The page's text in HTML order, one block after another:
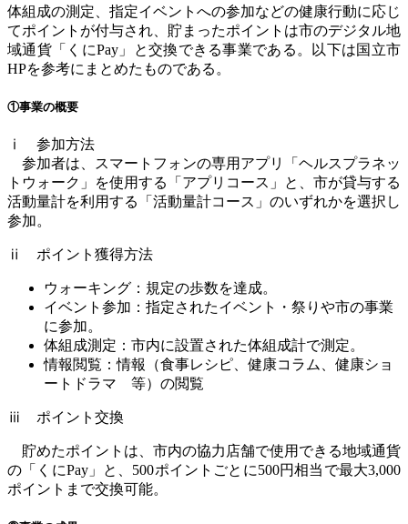
体組成の測定、指定イベントへの参加などの健康行動に応じ
てポイントが付与され、貯まったポイントは市のデジタル地
域通貨「くにPay」と交換できる事業である。以下は国立市
HPを参考にまとめたものである。
①事業の概要
ⅰ 参加方法
参加者は、スマートフォンの専用アプリ「ヘルスプラネッ
トウォーク」を使用する「アプリコース」と、市が貸与する
活動量計を利用する「活動量計コース」のいずれかを選択し
参加。
ⅱ ポイント獲得方法
ウォーキング：規定の歩数を達成。
イベント参加：指定されたイベント・祭りや市の事業
に参加。
体組成測定：市内に設置された体組成計で測定。
情報閲覧：情報（食事レシピ、健康コラム、健康ショ
ートドラマ 等）の閲覧
ⅲ ポイント交換
貯めたポイントは、市内の協力店舗で使用できる地域通貨
の「くにPay」と、 500ポイントごとに500円相当で最大3,000
ポイントまで交換可能。